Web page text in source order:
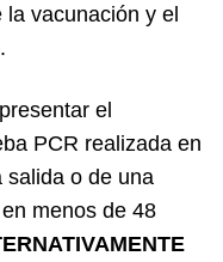
la vacunación y el
el
PCR realizada en
salida o de una
menos de 48